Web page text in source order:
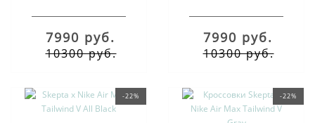
7990 руб.
10300 руб.
7990 руб.
10300 руб.
-22% -22%